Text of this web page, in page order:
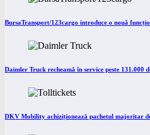
BursaTransport/123cargo introduce o nouă
Daimler Truck recheamă în service peste 131.000
DKV Mobility achiziționează pachetul majoritar